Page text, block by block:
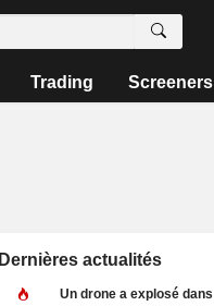
Trading Screeners
Dernières actualités
Un drone a explosé dans